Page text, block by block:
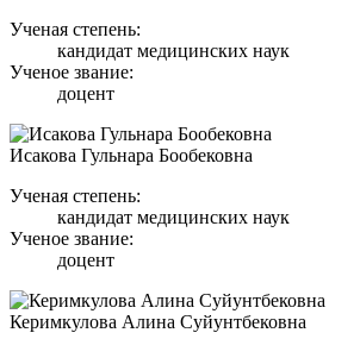
Ученая степень:
кандидат медицинских наук
Ученое звание:
доцент
Исакова Гульнара Бообековна
Ученая степень:
кандидат медицинских наук
Ученое звание:
доцент
Керимкулова Алина Суйунтбековна